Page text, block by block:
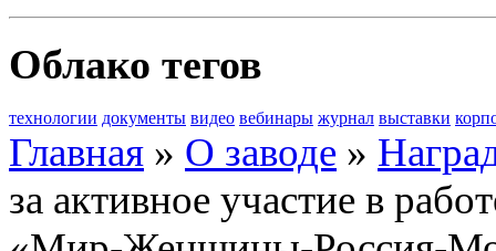
Облако тегов
технологии документы видео вебинары журнал выставки
Главная » О заводе »
за активное участие в